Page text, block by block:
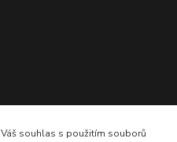
souhlas s použitím souborů